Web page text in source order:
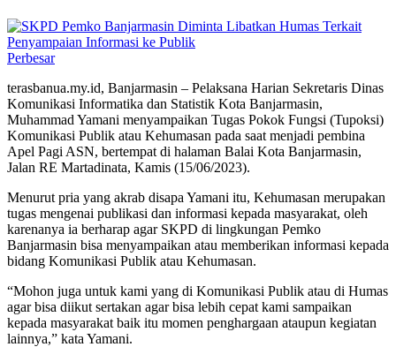
Perbesar
terasbanua.my.id, Banjarmasin – Pelaksana Harian Sekretaris Dinas
Komunikasi Informatika dan Statistik Kota Banjarmasin,
Muhammad Yamani menyampaikan Tugas Pokok Fungsi (Tupoksi)
Komunikasi Publik atau Kehumasan pada saat menjadi pembina
Apel Pagi ASN, bertempat di halaman Balai Kota Banjarmasin,
Jalan RE Martadinata, Kamis (15/06/2023).
Menurut pria yang akrab disapa Yamani itu, Kehumasan merupakan
tugas mengenai publikasi dan informasi kepada masyarakat, oleh
karenanya ia berharap agar SKPD di lingkungan Pemko
Banjarmasin bisa menyampaikan atau memberikan informasi kepada
bidang Komunikasi Publik atau Kehumasan.
“Mohon juga untuk kami yang di Komunikasi Publik atau di Humas
agar bisa diikut sertakan agar bisa lebih cepat kami sampaikan
kepada masyarakat baik itu momen penghargaan ataupun kegiatan
lainnya,” kata Yamani.